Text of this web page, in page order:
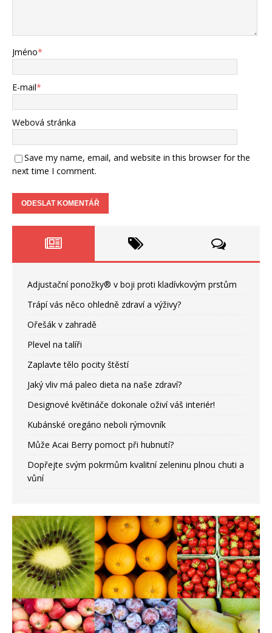
Jméno*
E-mail*
Webová stránka
Save my name, email, and website in this browser for the
next time I comment.
Adjustační ponožky® v boji proti kladívkovým prstům
Trápí vás něco ohledně zdraví a výživy?
Ořešák v zahradě
Plevel na talíři
Zaplavte tělo pocity štěstí
Jaký vliv má paleo dieta na naše zdraví?
Designové květináče dokonale oživí váš interiér!
Kubánské oregáno neboli rýmovník
Může Acai Berry pomoct při hubnutí?
Dopřejte svým pokrmům kvalitní zeleninu plnou chuti a
vůní